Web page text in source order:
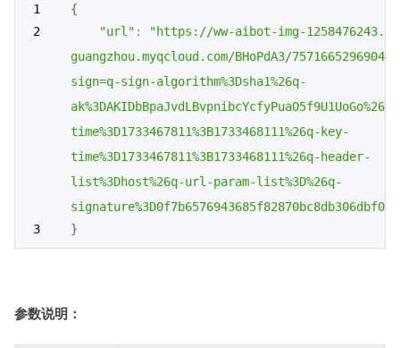
{
"url" :
"https://ww-aibot-img-
guangzhou.myqcloud.com/BHoPdA3/
sign=q-sign-algorithm%3Dsha1%26q-
time%3D1733467811%3B1733468111%26q-key-
time%3D1733467811%3B1733468111%26q-header-
list%3Dhost%26q-url-param-list%3D%26q-
}
参数说明：